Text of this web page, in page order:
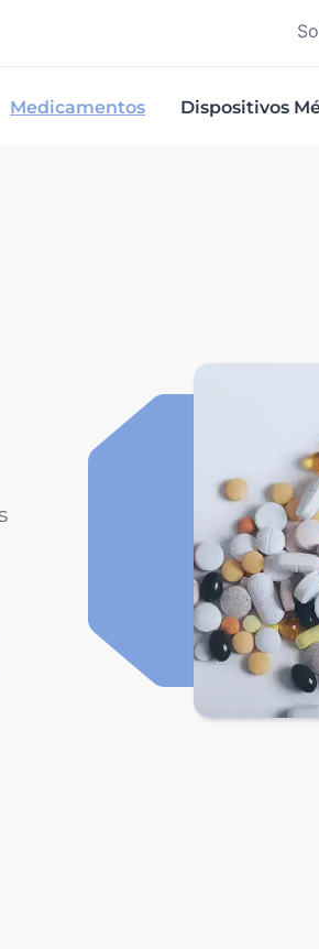
Medicamentos Dispositivos